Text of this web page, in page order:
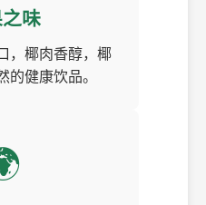
味
，椰肉香醇，椰
健康饮品。